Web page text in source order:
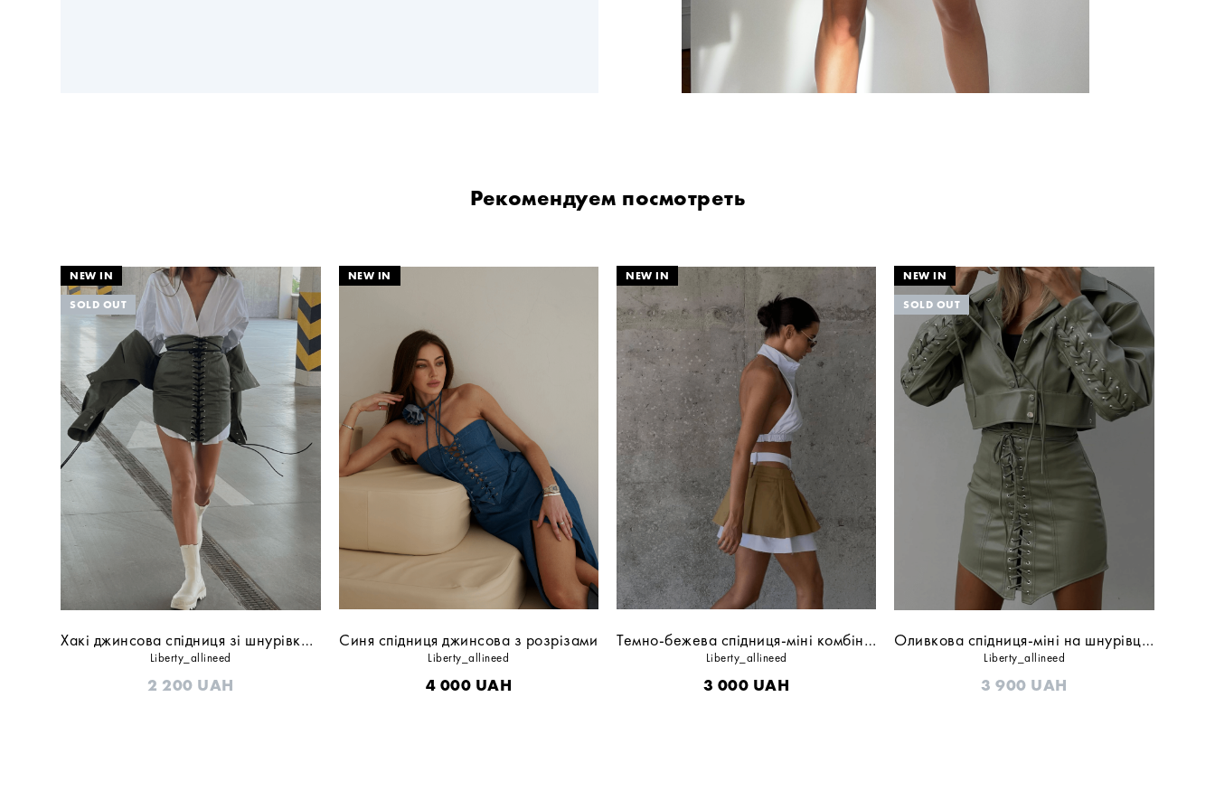
Рекомендуем посмотреть
Хакі джинсова спідниця зі шнурівкою
Liberty_allineed
2 200 UAH
Синя спідниця джинсова з розрізами
Liberty_allineed
4 000 UAH
Темно-бежева спідниця-міні комбінована
Liberty_allineed
3 000 UAH
Оливкова спідниця-міні на шнурівці еко-шкіра
Liberty_allineed
3 900 UAH